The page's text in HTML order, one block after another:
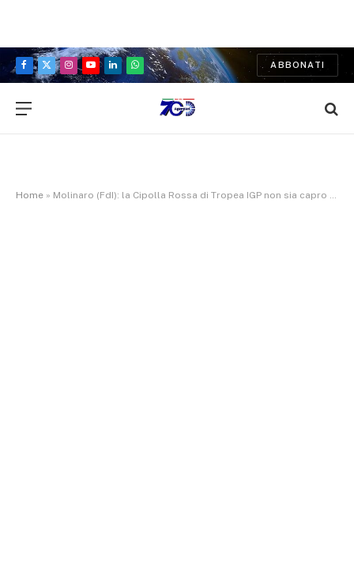
Facebook
X
Instagram
YouTubeLinkedInWhatsApp
ABBONATI
Home » Molinaro (FdI): la Cipolla Rossa di Tropea IGP non sia capro espiatorio di problematiche ambientali.